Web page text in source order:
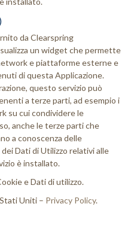
da Clearspring
un widget che permette
e piattaforme esterne e
di questa Applicazione.
questo servizio può
a terze parti, ad esempio i
su cui condividere le
anche le terze parti che
a conoscenza delle
Dati di Utilizzo relativi alle
è installato.
e Dati di utilizzo.
Uniti – Privacy Policy.